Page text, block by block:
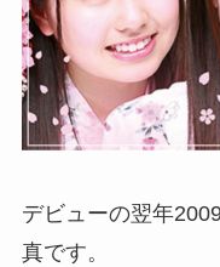
デビューの翌年
真です。